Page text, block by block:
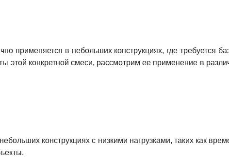
применяется в небольших конструкциях, где требуется
этой конкретной смеси, рассмотрим ее применение в
конструкциях с низкими нагрузками, таких как